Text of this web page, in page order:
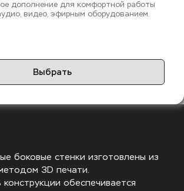
дополнение для кoмфоpтнoй рaбoты
видео, эфирным оборудованием.
Выбрать
боковыe стенки изготовлены из
3D печaти.
конструкции обеспечивается